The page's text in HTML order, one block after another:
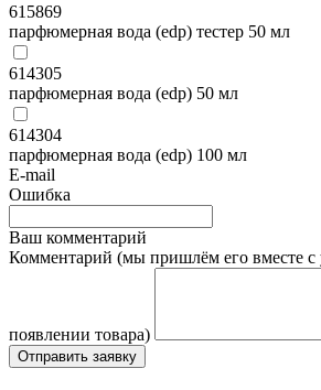
615869
парфюмерная вода (edp) тестер 50 мл
614305
парфюмерная вода (edp) 50 мл
614304
парфюмерная вода (edp) 100 мл
E-mail
Ошибка
Ваш комментарий
Комментарий (мы пришлём его вместе с
появлении товара)
Отправить заявку